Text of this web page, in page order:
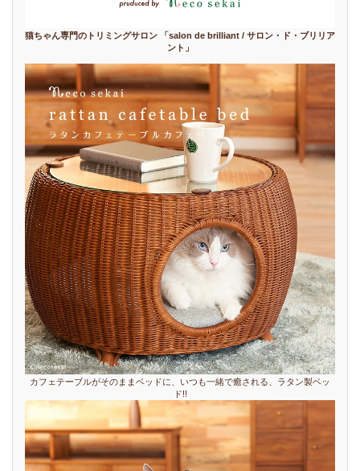
猫ちゃん専門のトリミングサロン 「salon de brilliant / サロン・ド・ブリリア
ント」
カフェテーブルがそのままベッドに、いつも一緒で癒される、ラタン製ベッ
ド!!